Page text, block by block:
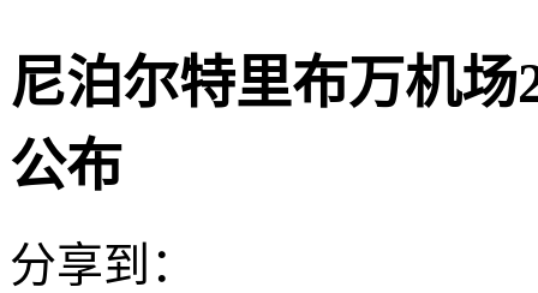
尼泊尔特里布万机
公布
分享到：